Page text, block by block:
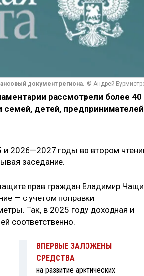
документ региона. © Андрей
рассмотрели более 40
детей,
2026—2027 годы во втором
заседание.
прав граждан Владимир
— с учетом поправки
Так, в 2025 году доходная и
соответственно.
ВПЕРВЫЕ ЗАЛОЖЕНЫ
СРЕДСТВА
на развитие арктических